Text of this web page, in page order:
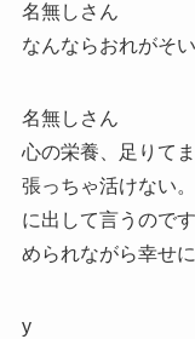
名無しさん
なんならおれがそ
名無しさん
心の栄養、足りて
張っちゃ活けない
に出して言うので
められながら幸せ
y